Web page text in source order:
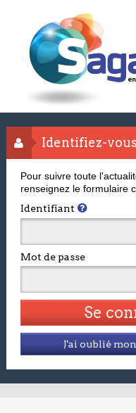
Identifiez-vous
Pour suivre toute
renseignez le formulaire
Identifiant
Mot de passe
J'ai oublié